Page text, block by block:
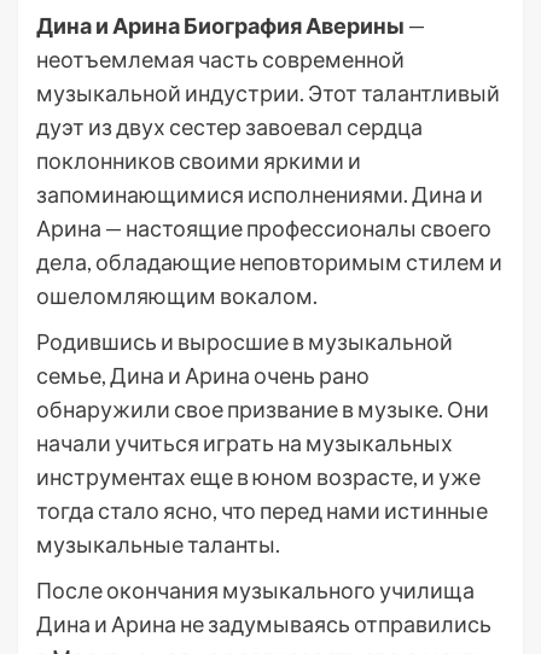
Дина и Арина Биография Аверины —
неотъемлемая часть современной
музыкальной индустрии. Этот талантливый
дуэт из двух сестер завоевал сердца
поклонников своими яркими и
запоминающимися исполнениями. Дина и
Арина — настоящие профессионалы своего
дела, обладающие неповторимым стилем и
ошеломляющим вокалом.
Родившись и выросшие в музыкальной
семье, Дина и Арина очень рано
обнаружили свое призвание в музыке. Они
начали учиться играть на музыкальных
инструментах еще в юном возрасте, и уже
тогда стало ясно, что перед нами истинные
музыкальные таланты.
После окончания музыкального училища
Дина и Арина не задумываясь отправились